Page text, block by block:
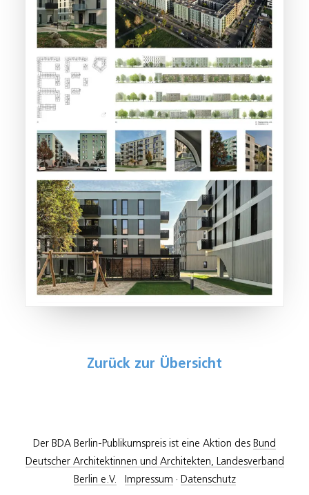
Zurück zur Übersicht
Der BDA Berlin-Publikumspreis ist eine Aktion des Bund
Deutscher Architektinnen und Architekten, Landesverband
Berlin e.V.
Impressum · Datenschutz